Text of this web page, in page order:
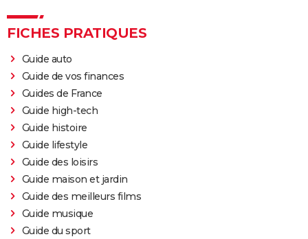
FICHES PRATIQUES
Guide auto
Guide de vos finances
Guides de France
Guide high-tech
Guide histoire
Guide lifestyle
Guide des loisirs
Guide maison et jardin
Guide des meilleurs films
Guide musique
Guide du sport